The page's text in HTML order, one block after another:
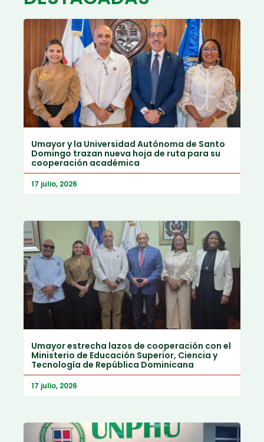
Umayor y la Universidad Autónoma de Santo
Domingo trazan nueva hoja de ruta para su
cooperación académica
17 julio, 2026
Umayor estrecha lazos de cooperación con el
Ministerio de Educación Superior, Ciencia y
Tecnología de República Dominicana
17 julio, 2026